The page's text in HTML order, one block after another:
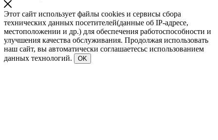
Этот сайт использует файлы cookies и сервисы сбора
технических данных посетителей(данные об IP-адресе,
местоположении и др.) для обеспечения работоспособности и
улучшения качества обслуживания. Продолжая использовать
наш сайт, вы автоматически соглашаетесьс использованием
данных технологий.
OK